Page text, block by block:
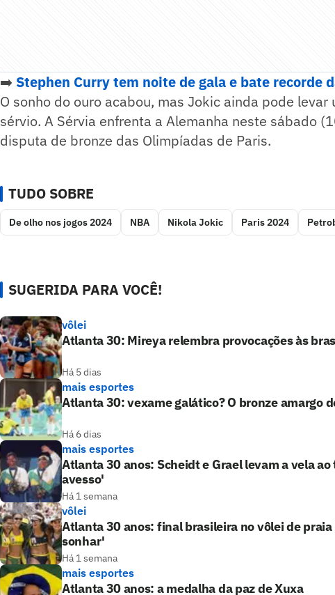
➡️ Stephen Curry tem noite de gala e bate recorde
O sonho do ouro acabou, mas Jokic ainda pode
sérvio. A Sérvia enfrenta a Alemanha neste sábado
disputa de bronze das Olimpíadas de Paris.
TUDO SOBRE
De olho nos jogos 2024 NBA Nikola Jokic Paris 2024
SUGERIDA PARA VOCÊ!
vôlei
Atlanta 30: Mireya relembra provocações às
Há 5 dias
mais esportes
Atlanta 30: vexame galático? O bronze amargo
Há 6 dias
mais esportes
Atlanta 30 anos: Scheidt e Grael levam a vela
avesso'
Há 1 semana
vôlei
Atlanta 30 anos: final brasileira no vôlei de
sonhar'
Há 1 semana
mais esportes
Atlanta 30 anos: a medalha da paz de Xuxa